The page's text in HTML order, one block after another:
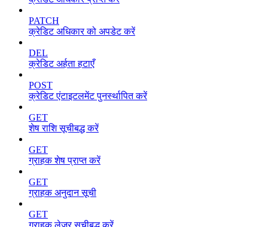
PATCH
क्रेडिट अधिकार को अपडेट करें
DEL
क्रेडिट अर्हता हटाएँ
POST
क्रेडिट एंटाइटलमेंट पुनर्स्थापित करें
GET
शेष राशि सूचीबद्ध करें
GET
ग्राहक शेष प्राप्त करें
GET
ग्राहक अनुदान सूची
GET
ग्राहक लेजर सूचीबद्ध करें